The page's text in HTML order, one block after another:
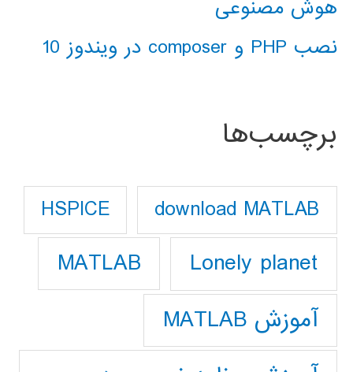
هوش مصنوعی
نصب PHP و composer در ویندوز 10
برچسب‌ها
download MATLAB
HSPICE
Lonely planet
MATLAB
آموزش MATLAB